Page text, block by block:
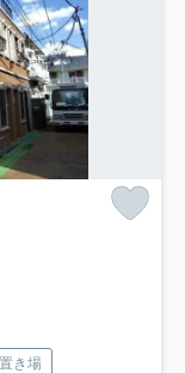
き場